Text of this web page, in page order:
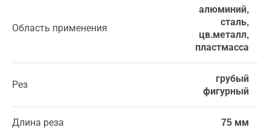
Область применения
алюминий,
сталь,
цв.металл,
пластмасса
Рез
грубый
фигурный
Длина реза 75 мм